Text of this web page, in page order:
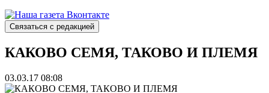
Связаться с редакцией
КАКОВО СЕМЯ, ТАКОВО И ПЛЕМЯ
03.03.17 08:08